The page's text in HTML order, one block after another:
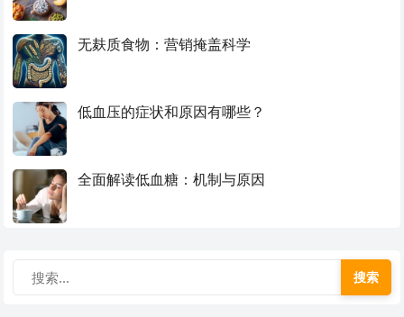
无麸质食物：营销掩盖科学
低血压的症状和原因有哪些？
全面解读低血糖：机制与原因
搜索